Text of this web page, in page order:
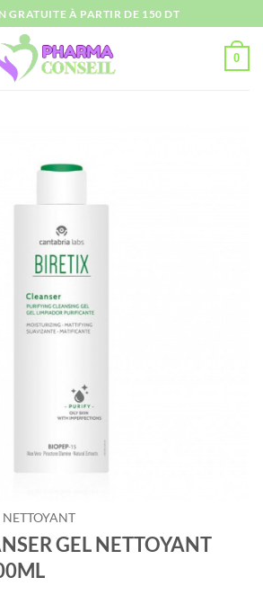
GRATUITE À PARTIR DE 150 DT
0
NETTOYANT
GEL NETTOYANT